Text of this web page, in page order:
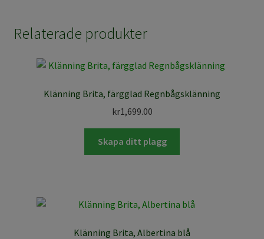
Relaterade produkter
Klänning Brita, färgglad Regnbågsklänning
kr1,699.00
Skapa ditt plagg
Klänning Brita, Albertina blå